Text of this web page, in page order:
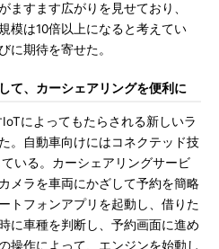
ますます広がりを見せており、
模は10倍以上になると考えてい
に期待を寄せた。
て、カーシェアリングを便利に
によってもたらされる新しいラ
。自動車向けにはコネクテッド技
いる。カーシェアリングサービ
メラを車両にかざして予約を簡略
トフォンアプリを起動し、借りた
に車種を判断し、予約画面に進め
操作によって、エンジンを始動し